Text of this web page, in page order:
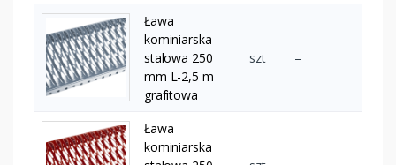
Ława
kominiarska
stalowa 250
mm L-2,5 m
grafitowa
szt –
Ława
kominiarska